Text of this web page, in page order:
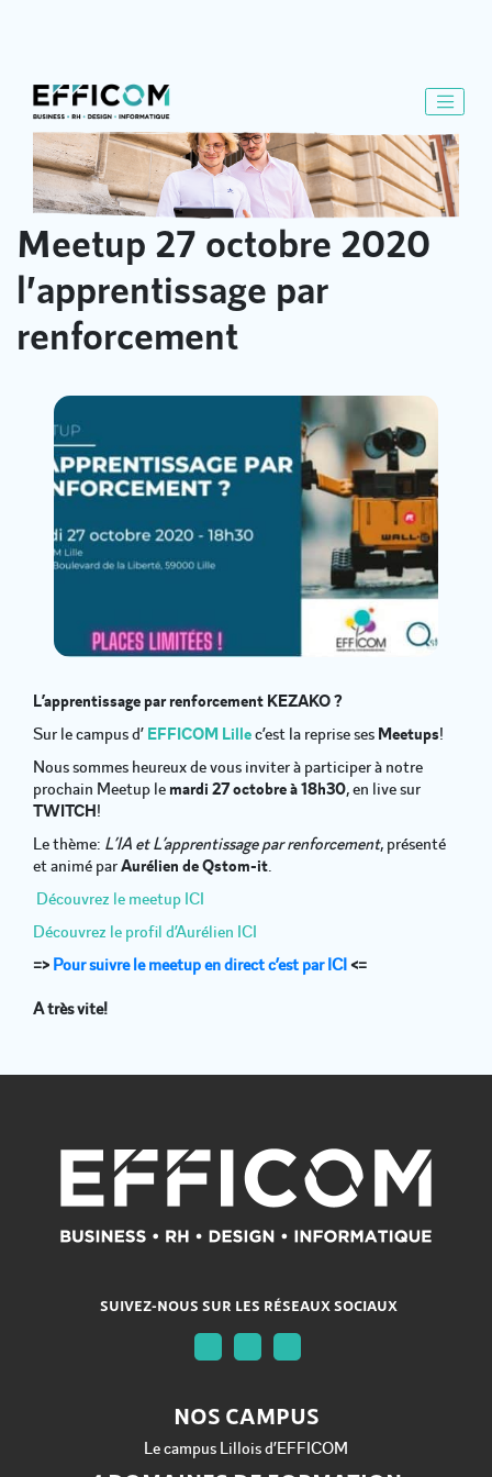
Meetup 27 octobre 2020
l’apprentissage par
renforcement
L’apprentissage par renforcement KEZAKO ?
Sur le campus d’ EFFICOM Lillec’est la reprise ses Meetups!
Nous sommes heureux de vous inviter à participer à notre
prochain Meetup le mardi 27 octobre à 18h30, en live sur
TWITCH!
Le thème: L’IA et L’apprentissage par renforcement, présenté
et animé parAurélien de Qstom-it.
Découvrez le meetup ICI
Découvrez le profil d’Aurélien ICI
=> Pour suivre le meetup en direct c’est par ICI <=
A très vite!
SUIVEZ-NOUS SUR LES RÉSEAUX SOCIAUX
NOS CAMPUS
Le campus Lillois d’EFFICOM